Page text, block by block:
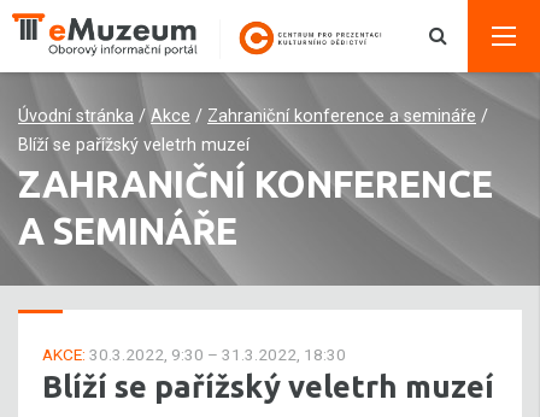
Úvodní stránka / Akce / Zahraniční konference a semináře /
Blíží se pařížský veletrh muzeí
ZAHRANIČNÍ KONFERENCE
A SEMINÁŘE
AKCE: 30.3.2022, 9:30 – 31.3.2022, 18:30
Blíží se pařížský veletrh muzeí